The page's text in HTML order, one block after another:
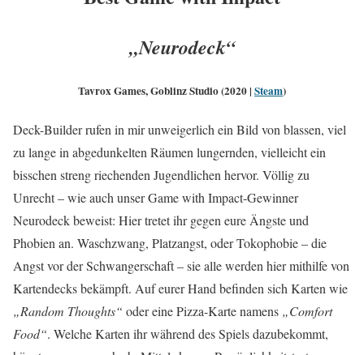
„Neurodeck“
Tavrox Games, Goblinz Studio (2020 | Steam)
Deck-Builder rufen in mir unweigerlich ein Bild von blassen, viel
zu lange in abgedunkelten Räumen lungernden, vielleicht ein
bisschen streng riechenden Jugendlichen hervor. Völlig zu
Unrecht – wie auch unser Game with Impact-Gewinner
Neurodeck beweist: Hier tretet ihr gegen eure Ängste und
Phobien an. Waschzwang, Platzangst, oder Tokophobie – die
Angst vor der Schwangerschaft – sie alle werden hier mithilfe von
Kartendecks bekämpft. Auf eurer Hand befinden sich Karten wie
„Random Thoughts“ oder eine Pizza-Karte namens „Comfort
Food“. Welche Karten ihr während des Spiels dazubekommt,